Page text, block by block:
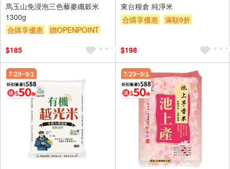
馬玉山免浸泡三色藜麥纖穀米
1300g
合購享優惠
贈OPENPOINT
$185
東台糧倉 純淨米
合購享優惠
滿額9折
$198